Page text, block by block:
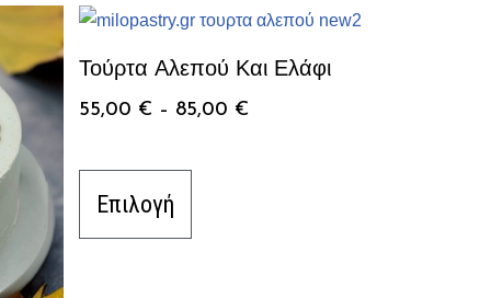
Τούρτα Αλεπού Και Ελάφι
55,00 €– 85,00 €
Επιλογή